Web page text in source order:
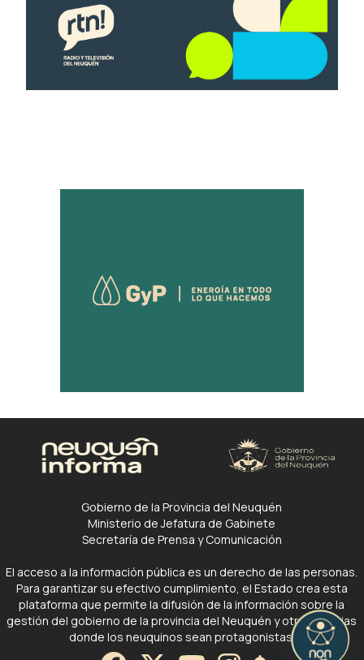
Gobierno de la Provincia del Neuquén
Ministerio de Jefatura de Gabinete
Secretaría de Prensa y Comunicación
El acceso a la información pública es un derecho de las personas.
Para garantizar su efectivo cumplimiento, el Estado crea esta
plataforma que permite la difusión de la información sobre la
gestión del gobierno de la provincia del Neuquén y otras noticias
donde los neuquinos sean protagonistas.